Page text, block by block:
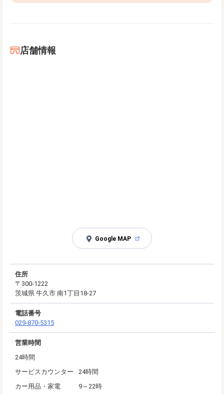
店舗情報
Google MAP
住所
〒300-1222
茨城県 牛久市 南1丁目18-27
電話番号
029-870-5315
営業時間
24時間
サービスカウンター
24時間
カー用品・家電
9～22時